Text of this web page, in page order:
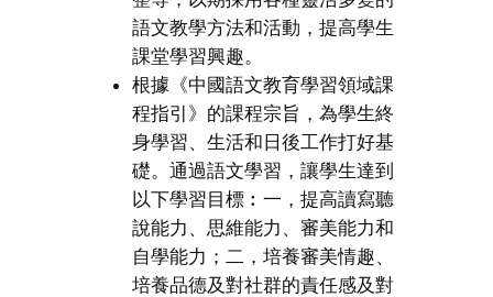
語文教學方法和活動，提高學生
課堂學習興趣。
根據《中國語文教育學習領域課
程指引》的課程宗旨，為學生終
身學習、生活和日後工作打好基
礎。通過語文學習，讓學生達到
以下學習目標︰一，提高讀寫聽
說能力、思維能力、審美能力和
自學能力；二，培養審美情趣、
培養品德及對社群的責任感及對